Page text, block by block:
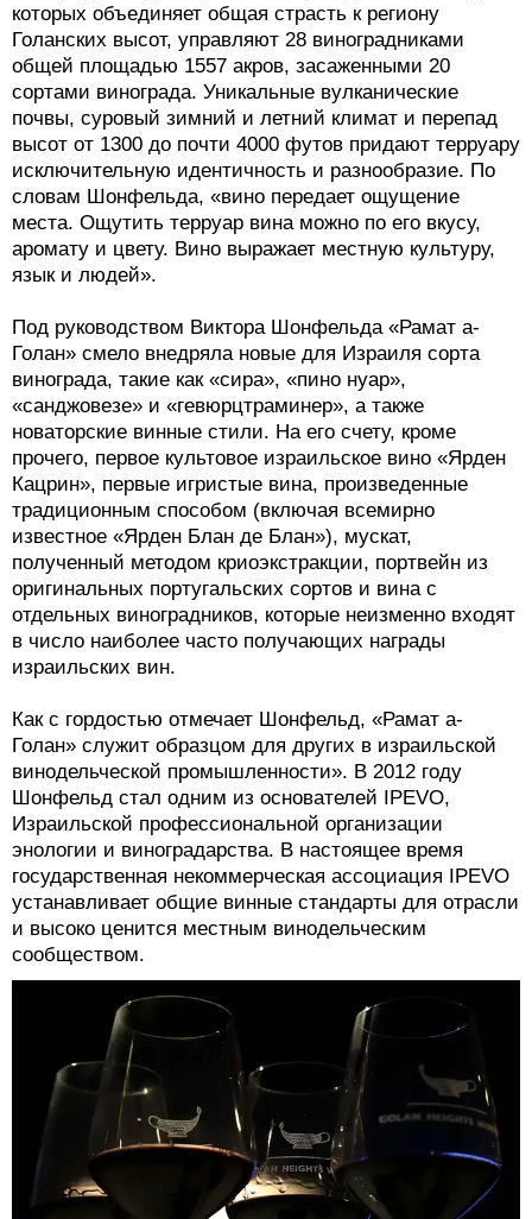
которых объединяет общая страсть к региону
Голанских высот, управляют 28 виноградниками
общей площадью 1557 акров, засаженными 20
сортами винограда. Уникальные вулканические
почвы, суровый зимний и летний климат и перепад
высот от 1300 до почти 4000 футов придают терруару
исключительную идентичность и разнообразие. По
словам Шонфельда, «вино передает ощущение
места. Ощутить терруар вина можно по его вкусу,
аромату и цвету. Вино выражает местную культуру,
язык и людей».
Под руководством Виктора Шонфельда «Рамат а-
Голан» смело внедряла новые для Израиля сорта
винограда, такие как «сира», «пино нуар»,
«санджовезе» и «гевюрцтраминер», а также
новаторские винные стили. На его счету, кроме
прочего, первое культовое израильское вино «Ярден
Кацрин», первые игристые вина, произведенные
традиционным способом (включая всемирно
известное «Ярден Блан де Блан»), мускат,
полученный методом криоэкстракции, портвейн из
оригинальных португальских сортов и вина с
отдельных виноградников, которые неизменно входят
в число наиболее часто получающих награды
израильских вин.
Как с гордостью отмечает Шонфельд, «Рамат а-
Голан» служит образцом для других в израильской
винодельческой промышленности». В 2012 году
Шонфельд стал одним из основателей IPEVO,
Израильской профессиональной организации
энологии и виноградарства. В настоящее время
государственная некоммерческая ассоциация IPEVO
устанавливает общие винные стандарты для отрасли
и высоко ценится местным винодельческим
сообществом.